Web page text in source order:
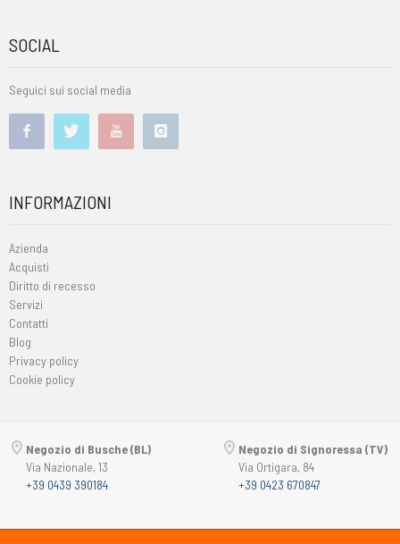
SOCIAL
Seguici sui social media
INFORMAZIONI
Azienda
Acquisti
Diritto di recesso
Servizi
Contatti
Blog
Privacy policy
Cookie policy
Negozio di Busche (BL)
Via Nazionale, 13
+39 0439 390184
Negozio di Signoressa (TV)
Via Ortigara, 84
+39 0423 670847